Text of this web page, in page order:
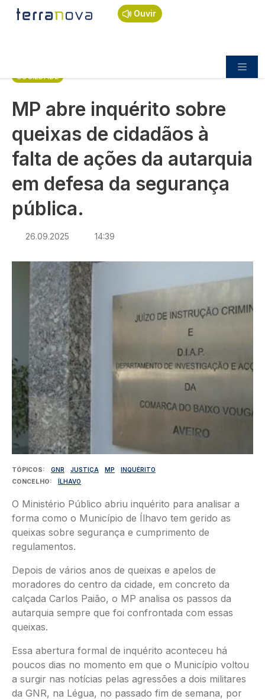
Passar para o conteúdo principal
Ouvir
Navegação estrutural
Início
Sociedade
MP abre inquérito sobre queixas de cidadãos à
SOCIEDADE
MP abre inquérito sobre
queixas de cidadãos à
falta de ações da autarquia
em defesa da segurança
pública.
26.09.2025 14:39
Imagem
TÓPICOS GNR JUSTIÇA MP
INQUÉRITO
CONCELHO
ÍLHAVO
O Ministério Público abriu inquérito para analisar a
forma como o Município de Ílhavo tem gerido as
queixas sobre segurança e cumprimento de
regulamentos.
Depois de vários anos de queixas e apelos de
moradores do centro da cidade, em concreto da
calçada Carlos Paião, o MP analisa os passos da
autarquia sempre que foi confrontada com essas
queixas.
Essa abertura formal de inquérito aconteceu há
poucos dias no momento em que o Município voltou
a surgir nas notícias pelas agressões a dois militares
da GNR, na Légua, no passado fim de semana, por